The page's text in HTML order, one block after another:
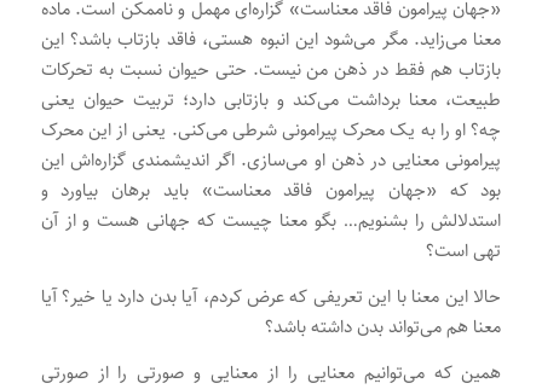
«جهان پیرامون فاقد معناست» گزاره‌ای مهمل و ناممکن است. ماده
معنا می‌زاید. مگر می‌شود این انبوه هستی، فاقد بازتاب باشد؟ این
بازتاب هم فقط در ذهن من نیست. حتی حیوان نسبت به تحرکات
طبیعت، معنا برداشت می‌کند و بازتابی دارد؛ تربیت حیوان یعنی
چه؟ او را به یک محرک پیرامونی شرطی می‌کنی. یعنی از این محرک
پیرامونی معنایی در ذهن او می‌سازی. اگر اندیشمندی گزاره‌اش این
بود که «جهان پیرامون فاقد معناست» باید برهان بیاورد و
استدلالش را بشنویم… بگو معنا چیست که جهانی هست و از آن
تهی است؟
حالا این معنا با این تعریفی که عرض کردم، آیا بدن دارد یا خیر؟ آیا
معنا هم می‌تواند بدن داشته باشد؟
همین که می‌توانیم معنایی را از معنایی و صورتی را از صورتی